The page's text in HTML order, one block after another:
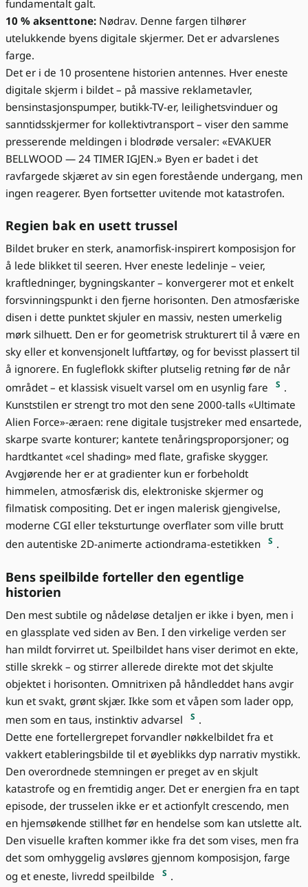
fundamentalt galt.
10 % aksenttone: Nødrav. Denne fargen tilhører
utelukkende byens digitale skjermer. Det er advarslenes
farge.
Det er i de 10 prosentene historien antennes. Hver eneste
digitale skjerm i bildet – på massive reklametavler,
bensinstasjonspumper, butikk-TV-er, leilighetsvinduer og
sanntidsskjermer for kollektivtransport – viser den samme
presserende meldingen i blodrøde versaler: «EVAKUER
BELLWOOD — 24 TIMER IGJEN.» Byen er badet i det
ravfargede skjæret av sin egen forestående undergang, men
ingen reagerer. Byen fortsetter uvitende mot katastrofen.
Regien bak en usett trussel
Bildet bruker en sterk, anamorfisk-inspirert komposisjon for
å lede blikket til seeren. Hver eneste ledelinje – veier,
kraftledninger, bygningskanter – konvergerer mot et enkelt
forsvinningspunkt i den fjerne horisonten. Den atmosfæriske
disen i dette punktet skjuler en massiv, nesten umerkelig
mørk silhuett. Den er for geometrisk strukturert til å være en
sky eller et konvensjonelt luftfartøy, og for bevisst plassert til
å ignorere. En fugleflokk skifter plutselig retning før de når
området – et klassisk visuelt varsel om en usynlig fare
S .
Kunststilen er strengt tro mot den sene 2000-talls «Ultimate
Alien Force»-æraen: rene digitale tusjstreker med ensartede,
skarpe svarte konturer; kantete tenåringsproporsjoner; og
hardtkantet «cel shading» med flate, grafiske skygger.
Avgjørende her er at gradienter kun er forbeholdt
himmelen, atmosfærisk dis, elektroniske skjermer og
filmatisk compositing. Det er ingen malerisk gjengivelse,
moderne CGI eller teksturtunge overflater som ville brutt
den autentiske 2D-animerte actiondrama-estetikken
S .
Bens speilbilde forteller den egentlige
historien
Den mest subtile og nådeløse detaljen er ikke i byen, men i
en glassplate ved siden av Ben. I den virkelige verden ser
han mildt forvirret ut. Speilbildet hans viser derimot en ekte,
stille skrekk – og stirrer allerede direkte mot det skjulte
objektet i horisonten. Omnitrixen på håndleddet hans avgir
kun et svakt, grønt skjær. Ikke som et våpen som lader opp,
men som en taus, instinktiv advarsel
S .
Dette ene fortellergrepet forvandler nøkkelbildet fra et
vakkert etableringsbilde til et øyeblikks dyp narrativ mystikk.
Den overordnede stemningen er preget av en skjult
katastrofe og en fremtidig anger. Det er energien fra en tapt
episode, der trusselen ikke er et actionfylt crescendo, men
en hjemsøkende stillhet før en hendelse som kan utslette alt.
Den visuelle kraften kommer ikke fra det som vises, men fra
det som omhyggelig avsløres gjennom komposisjon, farge
og et eneste, livredd speilbilde
S .